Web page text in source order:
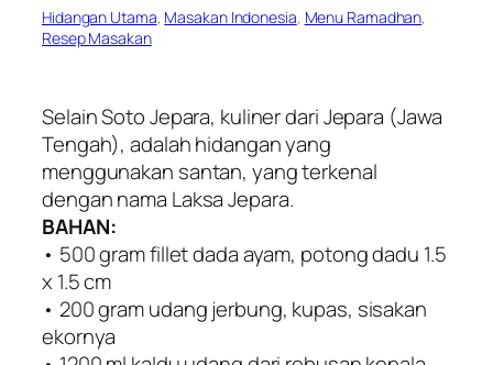
Hidangan Utama, Masakan Indonesia, Menu Ramadhan
Resep Masakan
Selain Soto Jepara, kuliner dari Jepara (Jawa
Tengah), adalah hidangan yang
menggunakan santan, yang terkenal
dengan nama Laksa Jepara.
BAHAN:
• 500 gram fillet dada ayam, potong dadu 1.5
x 1.5 cm
• 200 gram udang jerbung, kupas, sisakan
ekornya